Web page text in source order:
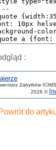
:
Zabytków
2026 ©
do